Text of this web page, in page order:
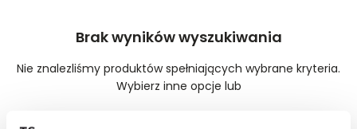
Brak wyników wyszukiwania
Nie znalezliśmy produktów spełniających wybrane kryteria.
Wybierz inne opcje lub